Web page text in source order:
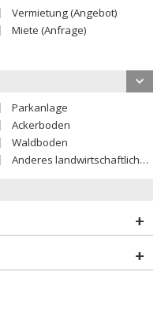
Vermietung (Angebot)
Miete (Anfrage)
Parkanlage
Ackerboden
Waldboden
Anderes landwirtschaftliches Grundstück